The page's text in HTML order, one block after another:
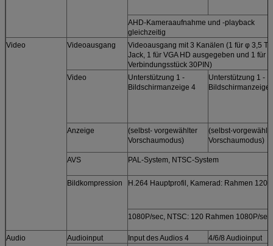
AHD-Kameraaufnahme und -playback
gleichzeitig
Video
Videoausgang
Videoausgang mit 3 Kanälen (1 für φ 3,5
Jack, 1 für VGA HD ausgegeben und 1 für
Verbindungsstück 30PIN)
Video
Unterstützung 1 -
Bildschirmanzeige 4
Unterstützung 1 -
Bildschirmanzeige
Anzeige
(selbst- vorgewählter
Vorschaumodus)
(selbst-
Vorschaumodus)
AVS PAL-System, NTSC-System
Bildkompression H.264 Hauptprofil, Kamerad: Rahmen 120
1080P/sec, NTSC: 120 Rahmen 1080P/sec
Audio Audioinput Input des Audios 4
4/6/8 Audioinput